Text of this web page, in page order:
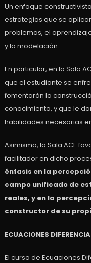
Un enfoque
estrategias que se
problemas, el
y la modelación.
En particular, en la Sala
que el estudiante se
fomentarán la
conocimiento, y que le
habilidades necesarias
Asimismo, la Sala ACE
facilitador en dicho
énfasis en la
campo unificado de
reales, y en la
constructor de su
ECUACIONES
El curso de Ecuaciones